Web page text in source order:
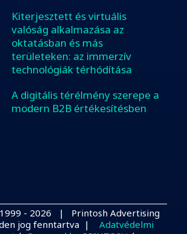
Kiterjesztett és virtuális
valóság alkalmazása az
oktatásban és más
területeken: az immerzív
technológiák térhódítása
A digitális térélmény szerepe a
modern B2B értékesítésben
- 2026 | Printosh Advertising
jog fenntartva | Adatvédelmi